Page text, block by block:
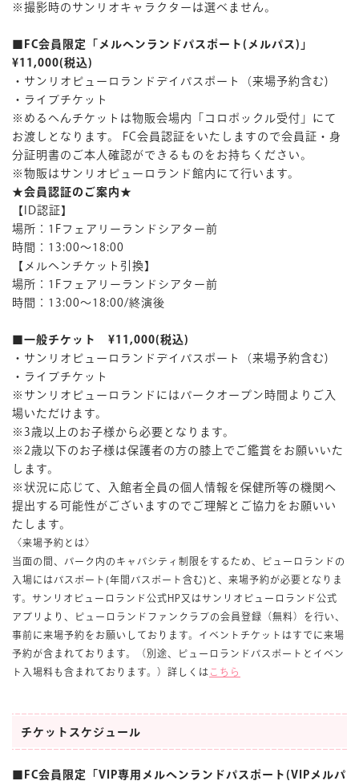
※撮影時のサンリオキャラクターは選べません。
■FC会員限定「メルヘンランドパスポート(メルパス)」
¥11,000(税込)
・サンリオピューロランドデイパスポート（来場予約含む)
・ライブチケット
※めるへんチケットは物販会場内「コロポックル受付」にて
お渡しとなります。 FC会員認証をいたしますので会員証・身
分証明書のご本人確認ができるものをお持ちください。
※物販はサンリオピューロランド館内にて行います。
★会員認証のご案内★
【ID認証】
場所：1Fフェアリーランドシアター前
時間：13:00〜18:00
【メルヘンチケット引換】
場所：1Fフェアリーランドシアター前
時間：13:00〜18:00/終演後
■一般チケット ¥11,000(税込)
・サンリオピューロランドデイパスポート（来場予約含む)
・ライブチケット
※サンリオピューロランドにはパークオープン時間よりご入
場いただけます。
※3歳以上のお子様から必要となります。
※2歳以下のお子様は保護者の方の膝上でご鑑賞をお願いいた
します。
※状況に応じて、入館者全員の個人情報を保健所等の機関へ
提出する可能性がございますのでご理解とご協力をお願いい
たします。
〈来場予約とは〉
当面の間、パーク内のキャパシティ制限をするため、ピューロランドの
入場にはパスポート(年間パスポート含む)と、来場予約が必要となりま
す。サンリオピューロランド公式HP又はサンリオピューロランド公式
アプリより、ピューロランドファンクラブの会員登録（無料）を行い、
事前に来場予約をお願いしております。イベントチケットはすでに来場
予約が含まれております。（別途、ピューロランドパスポートとイベン
ト入場料も含まれております。）詳しくは こちら
チケットスケジュール
■FC会員限定「VIP専用メルヘンランドパスポート(VIPメルパ